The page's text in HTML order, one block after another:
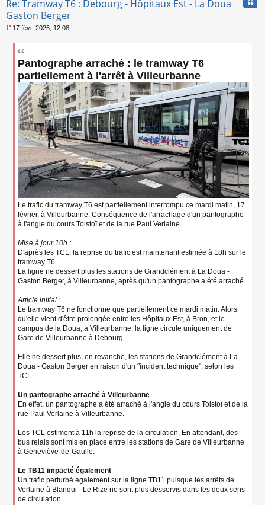
n
u
Re: Tramway T6 : Debourg - Hôpitaux Est - La Doua
Gaston Berger
e
17 févr. 2026, 12:08
Pantographe arraché : le tramway T6
partiellement à l'arrêt à Villeurbanne
Le trafic du tramway T6 est partiellement interrompu ce mardi matin, 17
février, à Villeurbanne. Conséquence de l'arrachage d'un pantographe
à l'angle du cours Tolstoï et de la rue Paul Verlaine.
Mise à jour 10h :
D'après les TCL, la reprise du trafic est maintenant estimée à 18h sur le
tramway T6.
La ligne ne dessert plus les stations de Grandclément à La Doua -
Gaston Berger, à Villeurbanne, après qu'un pantographe a été arraché.
Article initial :
Le tramway T6 ne fonctionne que partiellement ce mardi matin. Alors
qu'elle vient d'être prolongée entre les Hôpitaux Est, à Bron, et le
campus de la Doua, à Villeurbanne, la ligne circule uniquement de
Gare de Villeurbanne à Debourg.
Elle ne dessert plus, en revanche, les stations de Grandclément à La
Doua - Gaston Berger en raison d'un "incident technique", selon les
TCL.
Un pantographe arraché à Villeurbanne
En effet, un pantographe a été arraché à l'angle du cours Tolstoï et de la
rue Paul Verlaine à Villeurbanne.
Les TCL estiment à 11h la reprise de la circulation. En attendant, des
bus relais sont mis en place entre les stations de Gare de Villeurbanne
à Geneviève-de-Gaulle.
Le TB11 impacté également
Un trafic perturbé également sur la ligne TB11 puisque les arrêts de
Verlaine à Blanqui - Le Rize ne sont plus desservis dans les deux sens
de circulation.